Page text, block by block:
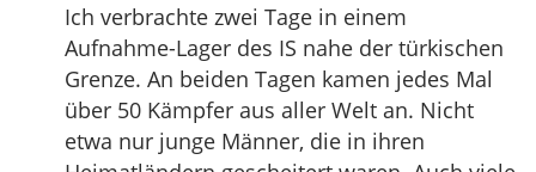
Ich verbrachte zwei Tage in einem
Aufnahme-Lager des IS nahe der türkischen
Grenze. An beiden Tagen kamen jedes Mal
über 50 Kämpfer aus aller Welt an. Nicht
etwa nur junge Männer, die in ihren